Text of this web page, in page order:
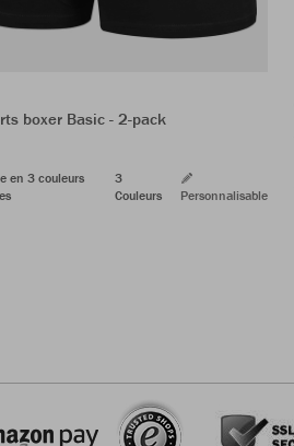
boxer Basic - 2-pack
en 3 couleurs
3
Couleurs
Personnalisable